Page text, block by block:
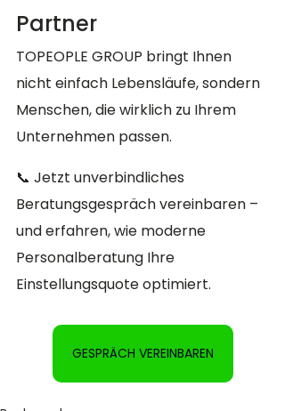
Partner
TOPEOPLE GROUP bringt Ihnen
nicht einfach Lebensläufe, sondern
Menschen, die wirklich zu Ihrem
Unternehmen passen.
📞 Jetzt unverbindliches
Beratungsgespräch vereinbaren –
und erfahren, wie moderne
Personalberatung Ihre
Einstellungsquote optimiert.
GESPRÄCH VEREINBAREN